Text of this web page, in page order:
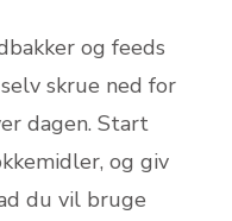
og feeds
skrue ned for
dagen. Start
og giv
du vil bruge